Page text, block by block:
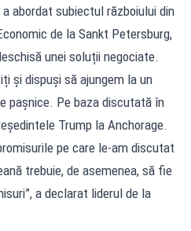
abordat subiectul războiului din
de la Sankt Petersburg,
unei soluții negociate.
și dispuși să ajungem la un
pașnice. Pe baza discutată în
Trump la Anchorage.
pe care le-am discutat
trebuie, de asemenea, să fie
a declarat liderul de la